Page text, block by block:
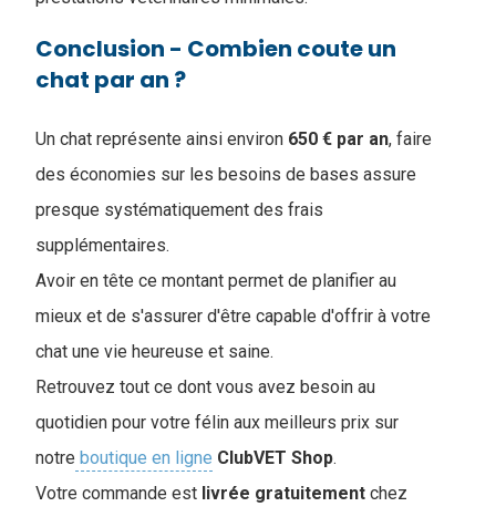
Conclusion - Combien coute un
chat par an ?
Un chat représente ainsi environ 650 € par an, faire
des économies sur les besoins de bases assure
presque systématiquement des frais
supplémentaires.
Avoir en tête ce montant permet de planifier au
mieux et de s'assurer d'être capable d'offrir à votre
chat une vie heureuse et saine.
Retrouvez tout ce dont vous avez besoin au
quotidien pour votre félin aux meilleurs prix sur
notre boutique en ligne ClubVET Shop.
Votre commande est livrée gratuitement chez